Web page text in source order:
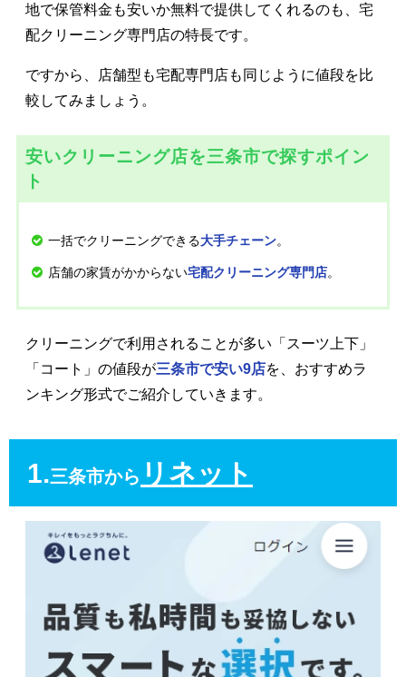
地で保管料金も安いか無料で提供してくれるのも、宅
配クリーニング専門店の特長です。
ですから、店舗型も宅配専門店も同じように値段を比
較してみましょう。
安いクリーニング店を三条市で探すポイン
ト
一括でクリーニングできる大手チェーン。
店舗の家賃がかからない宅配クリーニング専門店。
クリーニングで利用されることが多い「スーツ上下」
「コート」の値段が三条市で安い9店を、おすすめラ
ンキング形式でご紹介していきます。
1.三条市から リネット